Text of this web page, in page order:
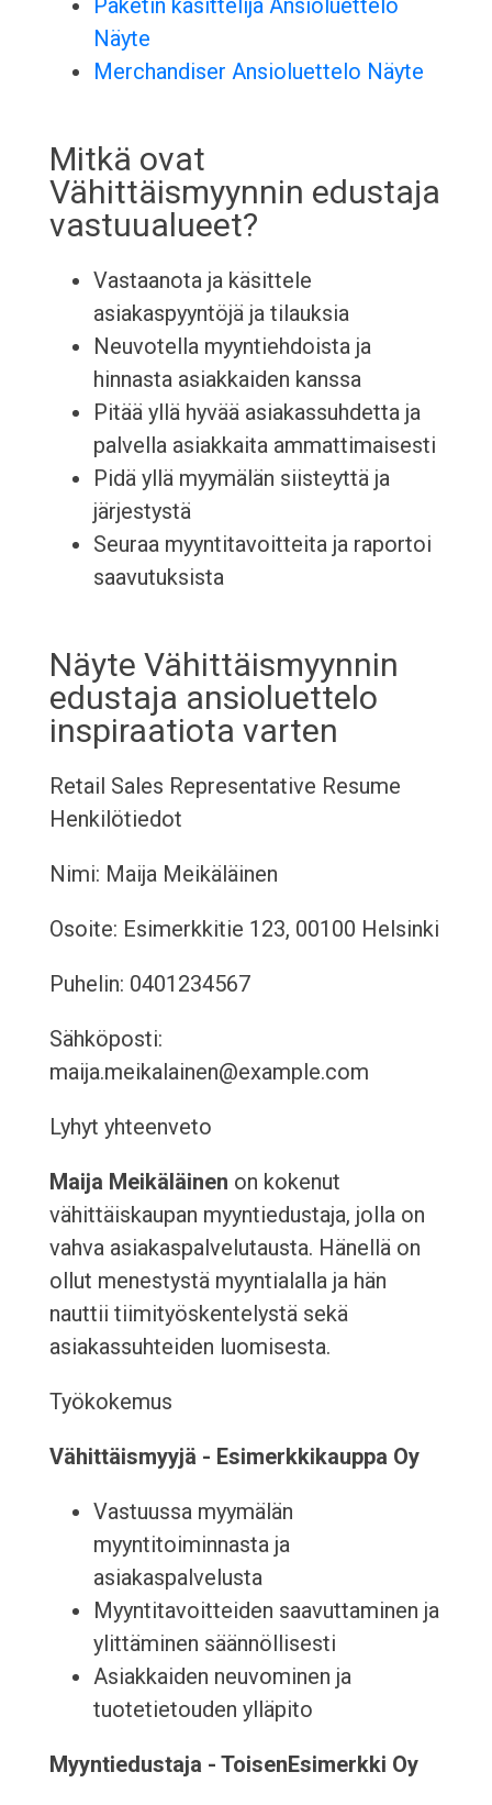
Paketin käsittelijä Ansioluettelo
Näyte
Merchandiser Ansioluettelo Näyte
Mitkä ovat
Vähittäismyynnin edustaja
vastuualueet?
Vastaanota ja käsittele
asiakaspyyntöjä ja tilauksia
Neuvotella myyntiehdoista ja
hinnasta asiakkaiden kanssa
Pitää yllä hyvää asiakassuhdetta ja
palvella asiakkaita ammattimaisesti
Pidä yllä myymälän siisteyttä ja
järjestystä
Seuraa myyntitavoitteita ja raportoi
saavutuksista
Näyte Vähittäismyynnin
edustaja ansioluettelo
inspiraatiota varten
Retail Sales Representative Resume
Henkilötiedot
Nimi: Maija Meikäläinen
Osoite: Esimerkkitie 123, 00100 Helsinki
Puhelin: 0401234567
Sähköposti:
maija.meikalainen@example.com
Lyhyt yhteenveto
Maija Meikäläinen on kokenut
vähittäiskaupan myyntiedustaja, jolla on
vahva asiakaspalvelutausta. Hänellä on
ollut menestystä myyntialalla ja hän
nauttii tiimityöskentelystä sekä
asiakassuhteiden luomisesta.
Työkokemus
Vähittäismyyjä - Esimerkkikauppa Oy
Vastuussa myymälän
myyntitoiminnasta ja
asiakaspalvelusta
Myyntitavoitteiden saavuttaminen ja
ylittäminen säännöllisesti
Asiakkaiden neuvominen ja
tuotetietouden ylläpito
Myyntiedustaja - ToisenEsimerkki Oy